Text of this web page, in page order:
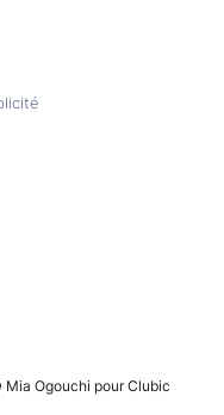
Ogouchi pour Clubic